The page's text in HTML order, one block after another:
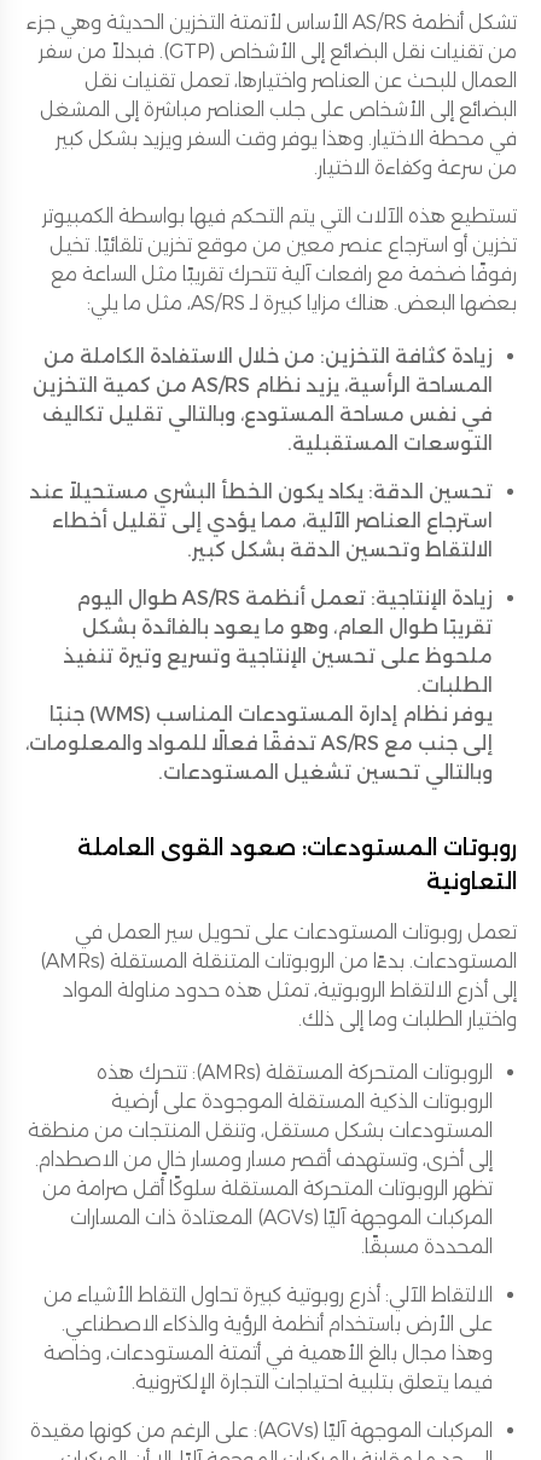
تشكل أنظمة AS/RS الأساس لأتمتة التخزين الحديثة وهي جزء
من تقنيات نقل البضائع إلى الأشخاص (GTP). فبدلاً من سفر
العمال للبحث عن العناصر واختيارها، تعمل تقنيات نقل
البضائع إلى الأشخاص على جلب العناصر مباشرة إلى المشغل
في محطة الاختيار. وهذا يوفر وقت السفر ويزيد بشكل كبير
من سرعة وكفاءة الاختيار.
تستطيع هذه الآلات التي يتم التحكم فيها بواسطة الكمبيوتر
تخزين أو استرجاع عنصر معين من موقع تخزين تلقائيًا. تخيل
رفوفًا ضخمة مع رافعات آلية تتحرك تقريبًا مثل الساعة مع
بعضها البعض. هناك مزايا كبيرة لـ AS/RS، مثل ما يلي:
زيادة كثافة التخزين: من خلال الاستفادة الكاملة من
المساحة الرأسية، يزيد نظام AS/RS من كمية التخزين
في نفس مساحة المستودع، وبالتالي تقليل تكاليف
التوسعات المستقبلية.
تحسين الدقة: يكاد يكون الخطأ البشري مستحيلاً عند
استرجاع العناصر الآلية، مما يؤدي إلى تقليل أخطاء
الالتقاط وتحسين الدقة بشكل كبير.
زيادة الإنتاجية: تعمل أنظمة AS/RS طوال اليوم
تقريبًا طوال العام، وهو ما يعود بالفائدة بشكل
ملحوظ على تحسين الإنتاجية وتسريع وتيرة تنفيذ
الطلبات.
يوفر نظام إدارة المستودعات المناسب (WMS) جنبًا
إلى جنب مع AS/RS تدفقًا فعالًا للمواد والمعلومات،
وبالتالي تحسين تشغيل المستودعات.
روبوتات المستودعات: صعود القوى العاملة
التعاونية
تعمل روبوتات المستودعات على تحويل سير العمل في
المستودعات. بدءًا من الروبوتات المتنقلة المستقلة (AMRs)
إلى أذرع الالتقاط الروبوتية، تمثل هذه حدود مناولة المواد
واختيار الطلبات وما إلى ذلك.
الروبوتات المتحركة المستقلة (AMRs): تتحرك هذه
الروبوتات الذكية المستقلة الموجودة على أرضية
المستودعات بشكل مستقل، وتنقل المنتجات من منطقة
إلى أخرى، وتستهدف أقصر مسار ومسار خالٍ من الاصطدام.
تظهر الروبوتات المتحركة المستقلة سلوكًا أقل صرامة من
المركبات الموجهة آليًا (AGVs) المعتادة ذات المسارات
المحددة مسبقًا.
الالتقاط الآلي: أذرع روبوتية كبيرة تحاول التقاط الأشياء من
على الأرض باستخدام أنظمة الرؤية والذكاء الاصطناعي.
وهذا مجال بالغ الأهمية في أتمتة المستودعات، وخاصة
فيما يتعلق بتلبية احتياجات التجارة الإلكترونية.
المركبات الموجهة آليًا (AGVs): على الرغم من كونها مقيدة